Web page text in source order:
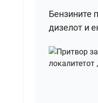
Бензините
дизелот и